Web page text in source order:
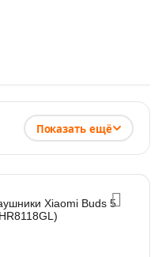
Показать ещё
Xiaomi Buds 5